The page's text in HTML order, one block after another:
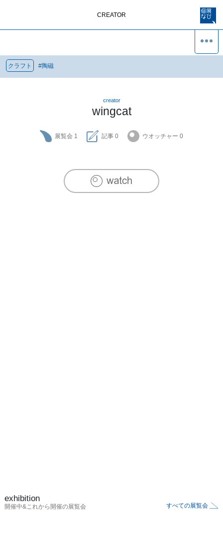
CREATOR
クラフト #陶磁
creator
wingcat
展覧会 1 記事 0 ウオッチャー 0
exhibition
開催中&これから開催の展覧会 すべての展覧会